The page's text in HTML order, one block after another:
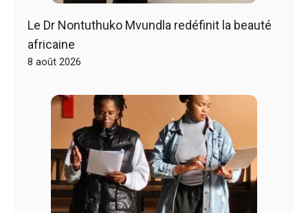
Le Dr Nontuthuko Mvundla redéfinit la beauté
africaine
8 août 2026